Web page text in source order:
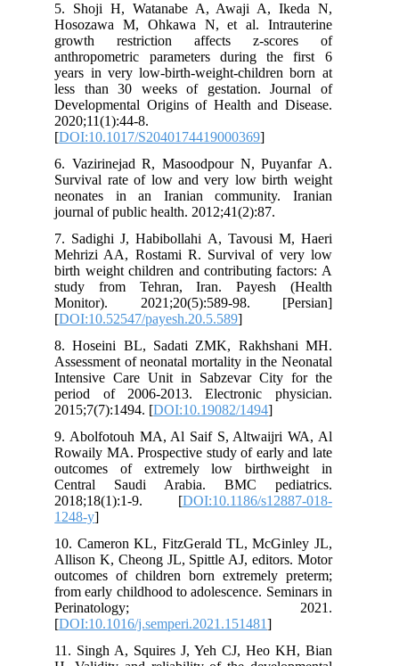
5. Shoji H, Watanabe A, Awaji A, Ikeda N,
Hosozawa M, Ohkawa N, et al. Intrauterine
growth restriction affects z-scores of
anthropometric parameters during the first 6
years in very low-birth-weight-children born at
less than 30 weeks of gestation. Journal of
Developmental Origins of Health and Disease.
2020;11(1):44-8.
[DOI:10.1017/S2040174419000369
6. Vazirinejad R, Masoodpour N, Puyanfar A.
Survival rate of low and very low birth weight
neonates in an Iranian community. Iranian
journal of public health. 2012;41(2):87.
7. Sadighi J, Habibollahi A, Tavousi M, Haeri
Mehrizi AA, Rostami R. Survival of very low
birth weight children and contributing factors: A
study from Tehran, Iran. Payesh (Health
Monitor). 2021;20(5):589-98. [Persian]
[DOI:10.52547/payesh.20.5.589
8. Hoseini BL, Sadati ZMK, Rakhshani MH.
Assessment of neonatal mortality in the Neonatal
Intensive Care Unit in Sabzevar City for the
period of 2006-2013. Electronic physician.
2015;7(7):1494. [DOI:10.19082/1494
9. Abolfotouh MA, Al Saif S, Altwaijri WA, Al
Rowaily MA. Prospective study of early and late
outcomes of extremely low birthweight in
Central Saudi Arabia. BMC pediatrics.
2018;18(1):1-9. [DOI:10.1186/s12887-018-
1248-y
10. Cameron KL, FitzGerald TL, McGinley JL,
Allison K, Cheong JL, Spittle AJ, editors. Motor
outcomes of children born extremely preterm;
from early childhood to adolescence. Seminars in
Perinatology; 2021.
[DOI:10.1016/j.semperi.2021.151481
11. Singh A, Squires J, Yeh CJ, Heo KH, Bian